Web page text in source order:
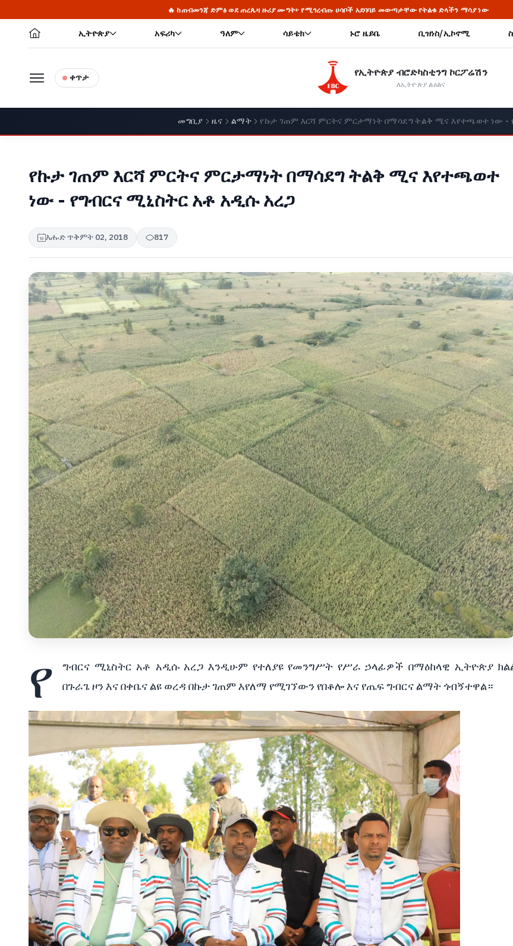
🔥 ከጠብመንጃ ድምፅ ወደ ጠረጴዛ ዙሪያ ሙግት፦ የሚጎረብጡ ሀሳቦች አደባባይ መውጣታቸው የትልቁ ድላችን ማሳያ ነው 🔥 ኦሮሞ የታገለው ኢትዮጵያን
ኢትዮጵያ አፍሪካ ዓለም ሳይቴክ ኑሮ ዜይቤ ቢዝነስ/ኢኮኖሚ
ቀጥታ የኢትዮጵያ ብሮድካስቲንግ ኮርፖሬሽን
ለኢትዮጵያ ልዕልና
መግቢያ ዜና ልማት የኩታ ገጠም እርሻ ምርትና ምርታማነት በማሳደግ ትልቅ ሚና እየተጫወተ ነው -
የኩታ ገጠም እርሻ ምርትና ምርታማነት በማሳደግ ትልቅ ሚና እየተጫወተ
ነው - የግብርና ሚኒስትር አቶ አዲሱ አረጋ
እሑድ ጥቅምት 02, 2018 817
የ
ግብርና ሚኒስትር አቶ አዲሱ አረጋ እንዲሁም የተለያዩ የመንግሥት የሥራ ኃላፊዎች በማዕከላዊ ኢትዮጵያ
በጉራጌ ዞን እና በቀቤና ልዩ ወረዳ በኩታ ገጠም እየለማ የሚገኘውን የበቆሎ እና የጤፍ ግብርና ልማት ጎብኝተዋል።